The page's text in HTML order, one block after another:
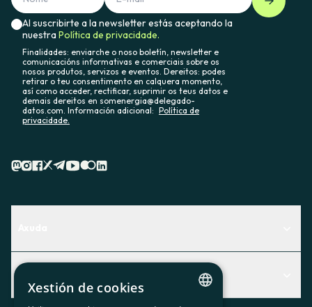
Al suscribirte a la newsletter estás aceptando la
nuestraPolítica de privacidade.
Finalidades: enviarche o noso boletín, newsletter e
comunicacións informativas e comerciais sobre os
nosos produtos, servizos e eventos. Dereitos: podes
retirar o teu consentimento en calquera momento,
así como acceder, rectificar, suprimir os teus datos e
demais dereitos en somenergia@delegado-
datos.com. Información adicional: Política de
privacidade.
Descubre qué servicio te encaja mejor
Actualidad
Xestión de cookies